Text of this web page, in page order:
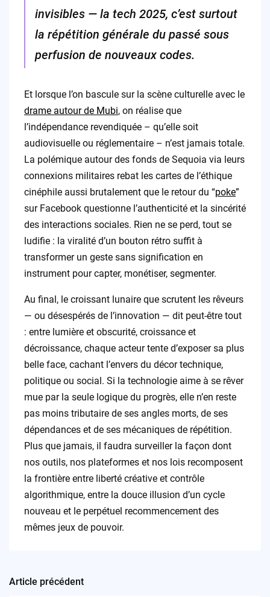
invisibles — la tech 2025, c’est surtout
la répétition générale du passé sous
perfusion de nouveaux codes.
Et lorsque l’on bascule sur la scène culturelle avec le
drame autour de Mubi, on réalise que
l’indépendance revendiquée – qu’elle soit
audiovisuelle ou réglementaire – n’est jamais totale.
La polémique autour des fonds de Sequoia via leurs
connexions militaires rebat les cartes de l’éthique
cinéphile aussi brutalement que le retour du “poke”
sur Facebook questionne l’authenticité et la sincérité
des interactions sociales. Rien ne se perd, tout se
ludifie : la viralité d’un bouton rétro suffit à
transformer un geste sans signification en
instrument pour capter, monétiser, segmenter.
Au final, le croissant lunaire que scrutent les rêveurs
— ou désespérés de l’innovation — dit peut-être tout
: entre lumière et obscurité, croissance et
décroissance, chaque acteur tente d’exposer sa plus
belle face, cachant l’envers du décor technique,
politique ou social. Si la technologie aime à se rêver
mue par la seule logique du progrès, elle n’en reste
pas moins tributaire de ses angles morts, de ses
dépendances et de ses mécaniques de répétition.
Plus que jamais, il faudra surveiller la façon dont
nos outils, nos plateformes et nos lois recomposent
la frontière entre liberté créative et contrôle
algorithmique, entre la douce illusion d’un cycle
nouveau et le perpétuel recommencement des
mêmes jeux de pouvoir.
Post
Article précédent